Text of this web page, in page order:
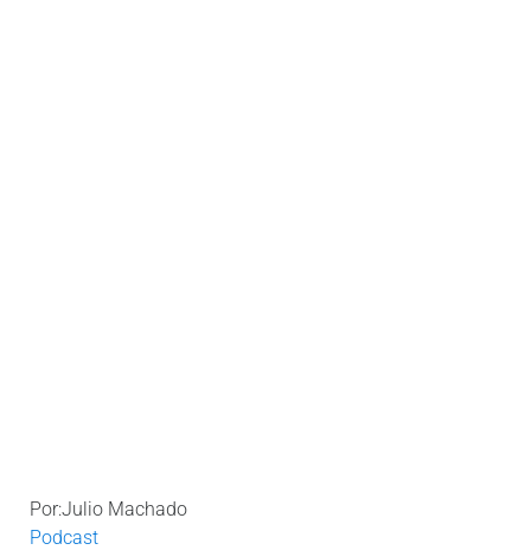
Por:Julio Machado
Podcast